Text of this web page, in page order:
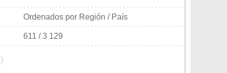
Ordenados por Región / País
611 / 3 129